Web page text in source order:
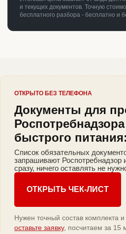
и текущих документов. Точную
бесплатного разбора - бесплатно и
ОТКРЫТО БЕЗ ТЕЛЕФОНА
Документы для
быстрого
Список обязательных
запрашивают
сразу, ничего оставлять не
ОТКРЫТЬ ЧЕК-ЛИСТ
Нужен точный состав комплекта
оставьте заявку, посчитаем за 15